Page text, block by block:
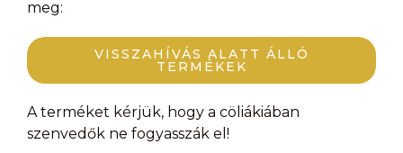
meg:
VISSZAHÍVÁS ALATT ÁLLÓ
TERMÉKEK
A terméket kérjük, hogy a cöliákiában
szenvedők ne fogyasszák el!